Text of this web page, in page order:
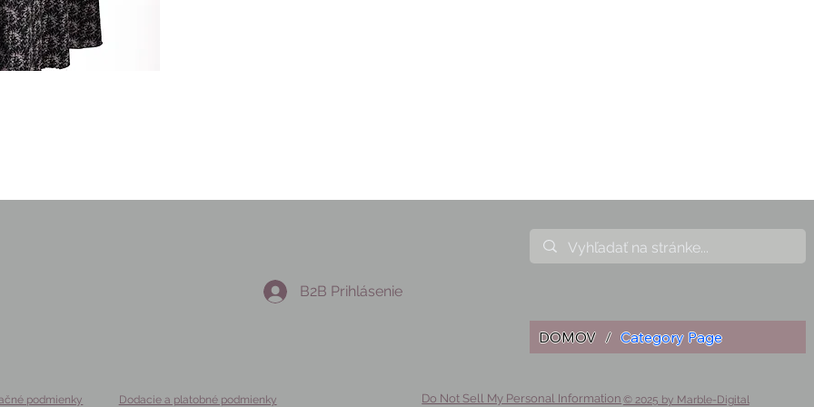
B2B Prihlásenie
DOMOV / Category Page
podmienky Dodacie a platobné podmienky © 2025 by Marble-Digital
Do Not Sell My Personal Information